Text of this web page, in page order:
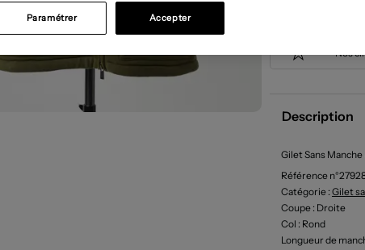
Il ne
pour
Nos
Description
Gilet Sans
Référence
Catégorie : Gilet
Coupe : Droite
Col : Rond
Longueur de
Accepter
Paramétrer